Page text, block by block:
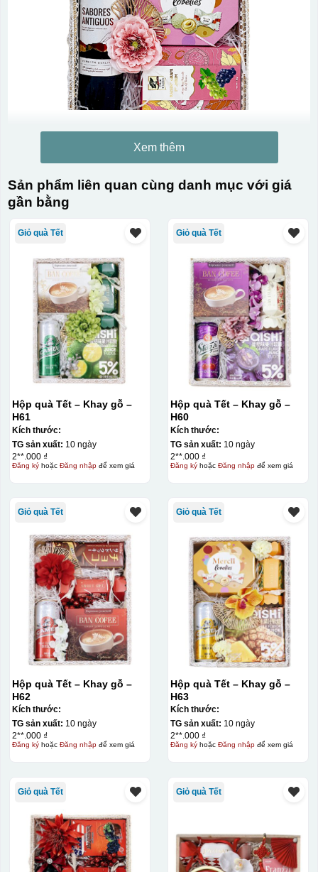
Xem thêm
Sản phẩm liên quan cùng danh mục với giá
gần bằng
Giỏ quà Tết
Hộp quà Tết – Khay gỗ –
H61
Kích thước:
TG sản xuất: 10 ngày
2**.000 ₫
Đăng kýhoặc Đăng nhậpđể xem giá
Giỏ quà Tết
Hộp quà Tết – Khay gỗ –
H60
Kích thước:
TG sản xuất: 10 ngày
2**.000 ₫
Đăng kýhoặc Đăng nhậpđể xem giá
Giỏ quà Tết
Hộp quà Tết – Khay gỗ –
H62
Kích thước:
TG sản xuất: 10 ngày
2**.000 ₫
Đăng kýhoặc Đăng nhậpđể xem giá
Giỏ quà Tết
Hộp quà Tết – Khay gỗ –
H63
Kích thước:
TG sản xuất: 10 ngày
2**.000 ₫
Đăng kýhoặc Đăng nhậpđể xem giá
Giỏ quà Tết Giỏ quà Tết